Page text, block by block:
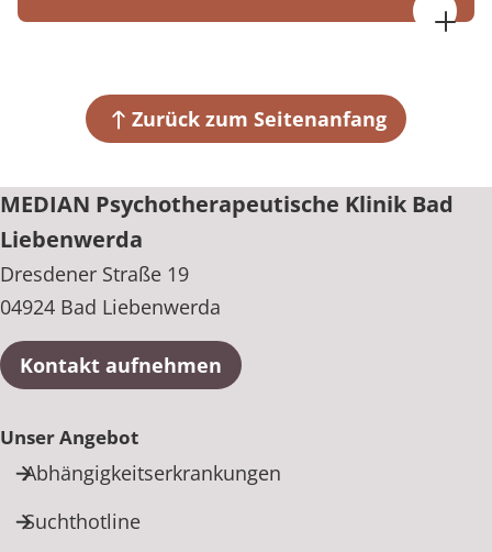
04924 Bad Liebenwerda
Zurück zum Seitenanfang
MEDIAN Psychotherapeutische Klinik Bad
Liebenwerda
Dresdener Straße 19
04924 Bad Liebenwerda
Kontakt aufnehmen
Unser Angebot
Abhängigkeitserkrankungen
Suchthotline